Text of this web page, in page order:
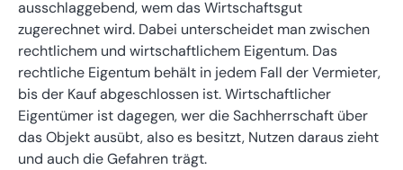
ausschlaggebend, wem das Wirtschaftsgut
zugerechnet wird. Dabei unterscheidet man zwischen
rechtlichem und wirtschaftlichem Eigentum. Das
rechtliche Eigentum behält in jedem Fall der Vermieter,
bis der Kauf abgeschlossen ist. Wirtschaftlicher
Eigentümer ist dagegen, wer die Sachherrschaft über
das Objekt ausübt, also es besitzt, Nutzen daraus zieht
und auch die Gefahren trägt.